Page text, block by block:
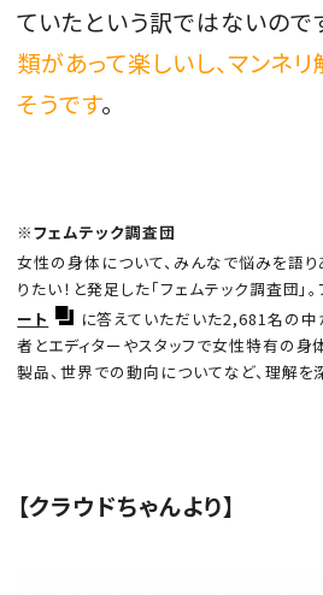
ていたという訳ではないので
類があって楽しいし、マンネ
そうです。
※フェムテック調査団
女性の身体について、みんなで悩みを語り
りたい！と発足した「フェムテック調査団」
ート
に答えていただいた2,681名の中
者とエディターやスタッフで女性特有の身
製品、世界での動向についてなど、理解を
【クラウドちゃんより】